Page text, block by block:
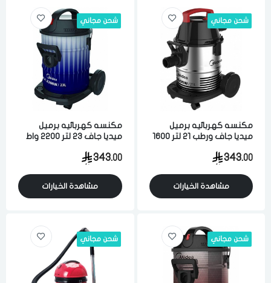
شحن مجاني
مكنسه كهربائيه برميل
ميديا جاف ورطب 21 لتر 1600
متعدد الالوان
343.00
مشاهدة الخيارات
شحن مجاني
مكنسه كهربائيه برميل
ميديا جاف 23 لتر 2200 واط
343.00
مشاهدة الخيارات
شحن مجاني شحن مجاني